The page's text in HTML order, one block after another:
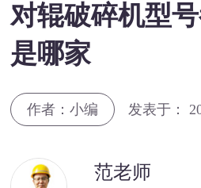
对辊破碎机型
是哪家
作者：小编 发表于：
范老师